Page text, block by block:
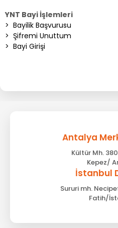
YNT Bayi İşlemleri
> Bayilik Başvurusu
> Şifremi Unuttum
> Bayi Girişi
Antalya
Kültür Mh.
Kepez/
İstanbul
Sururi mh.
Fatih/